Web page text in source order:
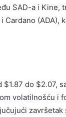
SAD-a i Kine,
Cardano
do $2.07,
volatilnošću i
završetak